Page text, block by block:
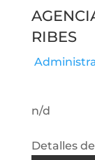
Ribes
n/d
Detalles